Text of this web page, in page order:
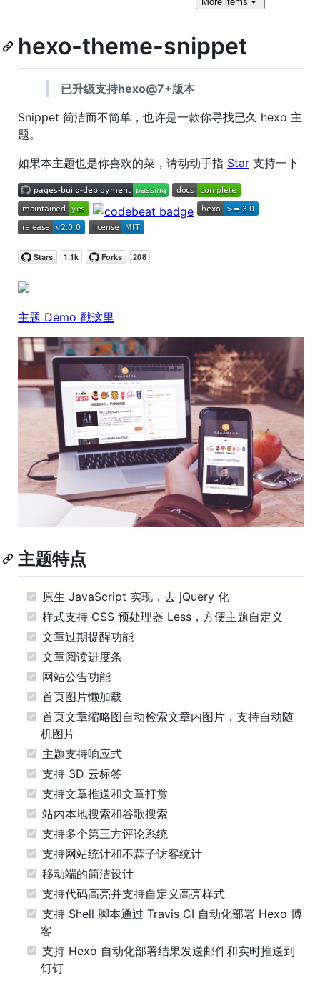
hexo-theme-snippet
已升级支持hexo@7+版本
Snippet 简洁而不简单，也许是一款你寻找已久 hexo 主
题。
如果本主题也是你喜欢的菜，请动动手指 Star 支持一下
主题 Demo 戳这里
主题特点
原生 JavaScript 实现，去 jQuery 化
样式支持 CSS 预处理器 Less，方便主题自定义
文章过期提醒功能
文章阅读进度条
网站公告功能
首页图片懒加载
首页文章缩略图自动检索文章内图片，支持自动随
机图片
主题支持响应式
支持 3D 云标签
支持文章推送和文章打赏
站内本地搜索和谷歌搜索
支持多个第三方评论系统
支持网站统计和不蒜子访客统计
移动端的简洁设计
支持代码高亮并支持自定义高亮样式
支持 Shell 脚本通过 Travis CI 自动化部署 Hexo 博
客
支持 Hexo 自动化部署结果发送邮件和实时推送到
钉钉